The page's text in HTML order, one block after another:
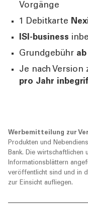
Vorgänge
1 Debitkarte
ISI-business
Grundgebühr
Je nach Version
pro Jahr
Werbemitteilung zur
Produkten und
Bank. Die wirtschaftlichen
Informationsblättern
veröffentlicht sind und in
zur Einsicht aufliegen.